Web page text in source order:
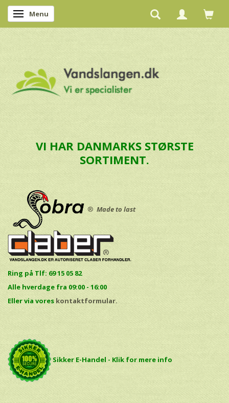
Skifte navigation
Menu
VI HAR DANMARKS STØRSTE
SORTIMENT.
® Made to last
Ring på Tlf: 69 15 05 82
Alle hverdage fra 09:00 - 16:00
Eller via vores kontaktformular.
Sikker E-Handel - Klik for mere info